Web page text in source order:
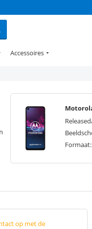
Accessoires
Formaat:
op met de